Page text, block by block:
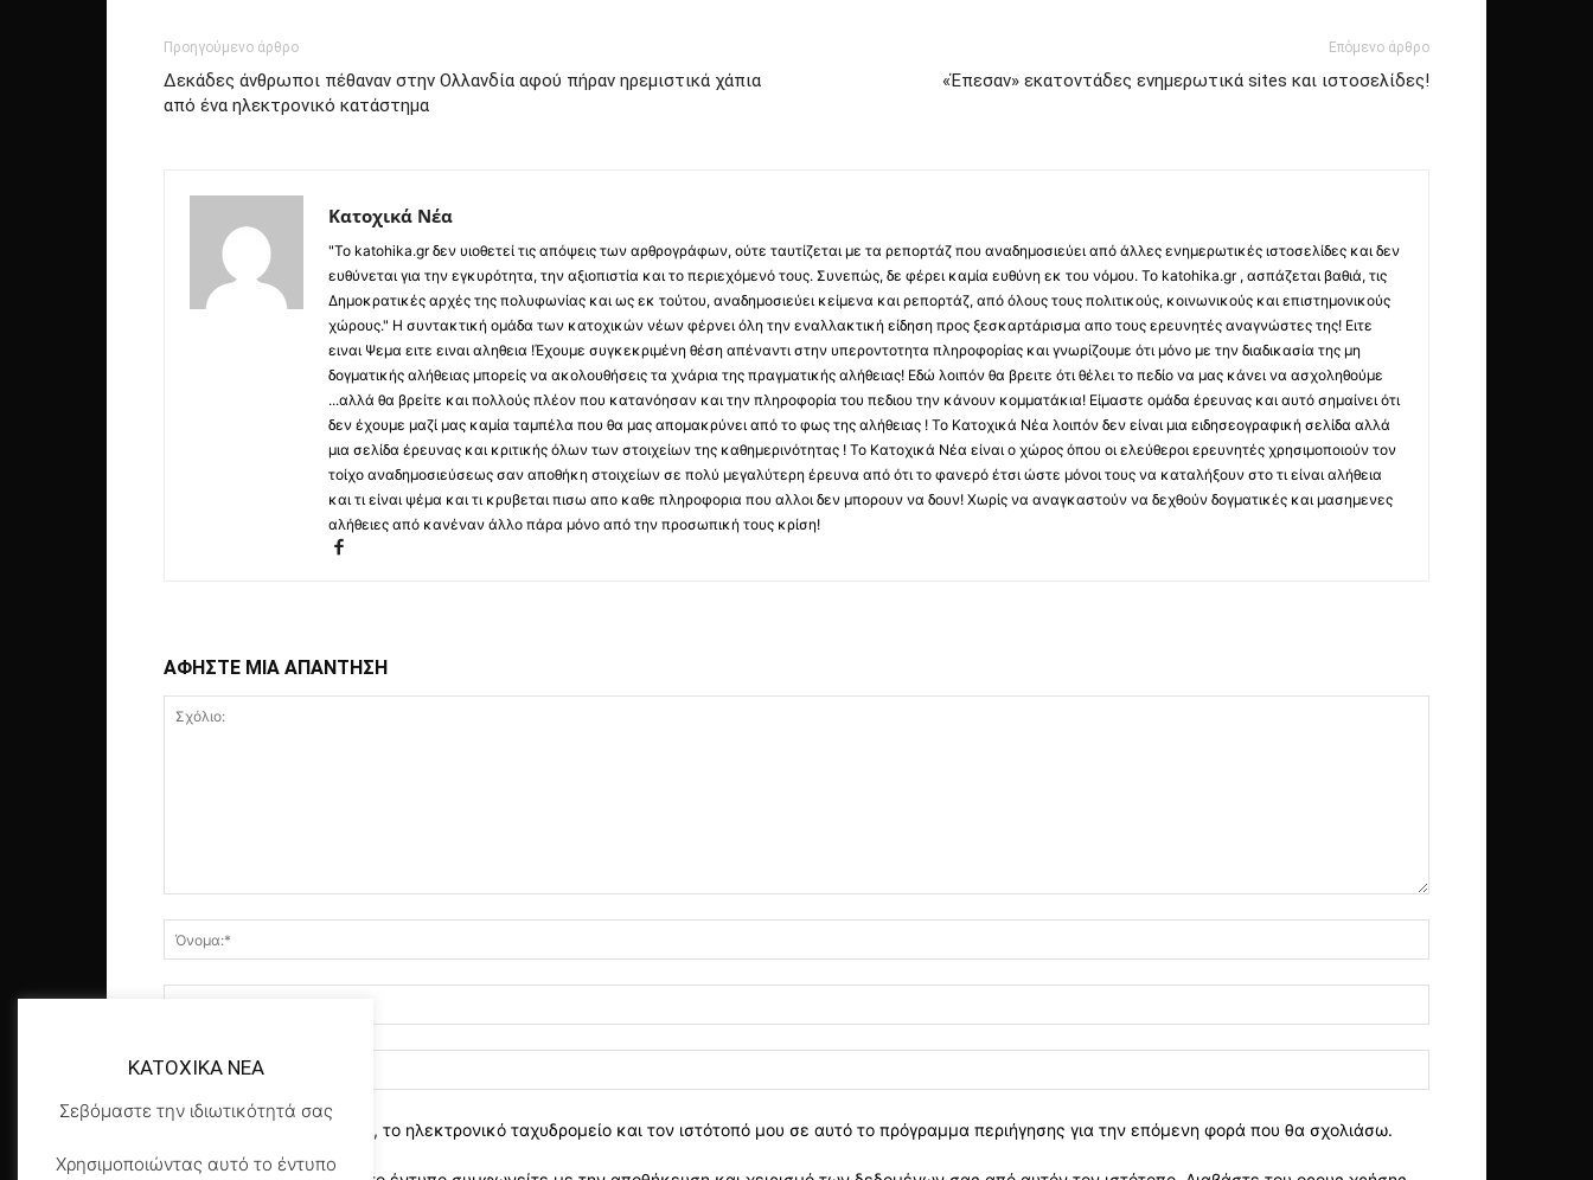
Προηγούμενο άρθρο
Δεκάδες άνθρωποι πέθαναν στην Ολλανδία αφού πήραν ηρεμιστικά χάπια
από ένα ηλεκτρονικό κατάστημα
Επόμενο άρθρο
«Έπεσαν» εκατοντάδες ενημερωτικά sites και ιστοσελίδες!
Κατοχικά Νέα
"Το katohika.gr δεν υιοθετεί τις απόψεις των αρθρογράφων, ούτε ταυτίζεται με τα ρεπορτάζ που αναδημοσιεύει από άλλες ενημερωτικές ιστοσελίδες και δεν
ευθύνεται για την εγκυρότητα, την αξιοπιστία και το περιεχόμενό τους. Συνεπώς, δε φέρει καμία ευθύνη εκ του νόμου. Το katohika.gr , ασπάζεται βαθιά, τις
Δημοκρατικές αρχές της πολυφωνίας και ως εκ τούτου, αναδημοσιεύει κείμενα και ρεπορτάζ, από όλους τους πολιτικούς, κοινωνικούς και επιστημονικούς
χώρους." Η συντακτική ομάδα των κατοχικών νέων φέρνει όλη την εναλλακτική είδηση προς ξεσκαρτάρισμα απο τους ερευνητές αναγνώστες της! Ειτε
ειναι Ψεμα ειτε ειναι αληθεια !Έχουμε συγκεκριμένη θέση απέναντι στην υπεροντοτητα πληροφορίας και γνωρίζουμε ότι μόνο με την διαδικασία της μη
δογματικής αλήθειας μπορείς να ακολουθήσεις τα χνάρια της πραγματικής αλήθειας! Εδώ λοιπόν θα βρειτε ότι θέλει το πεδίο να μας κάνει να ασχοληθούμε
...αλλά θα βρείτε και πολλούς πλέον που κατανόησαν και την πληροφορία του πεδιου την κάνουν κομματάκια! Είμαστε ομάδα έρευνας και αυτό σημαίνει ότι
δεν έχουμε μαζί μας καμία ταμπέλα που θα μας απομακρύνει από το φως της αλήθειας ! Το Κατοχικά Νέα λοιπόν δεν είναι μια ειδησεογραφική σελίδα αλλά
μια σελίδα έρευνας και κριτικής όλων των στοιχείων της καθημερινότητας ! Το Κατοχικά Νέα είναι ο χώρος όπου οι ελεύθεροι ερευνητές χρησιμοποιούν τον
τοίχο αναδημοσιεύσεως σαν αποθήκη στοιχείων σε πολύ μεγαλύτερη έρευνα από ότι το φανερό έτσι ώστε μόνοι τους να καταλήξουν στο τι είναι αλήθεια
και τι είναι ψέμα και τι κρυβεται πισω απο καθε πληροφορια που αλλοι δεν μπορουν να δουν! Χωρίς να αναγκαστούν να δεχθούν δογματικές και μασημενες
αλήθειες από κανέναν άλλο πάρα μόνο από την προσωπική τους κρίση!
ΑΦΗΣΤΕ ΜΙΑ ΑΠΑΝΤΗΣΗ
αποθηκεύστε το όνομα, το ηλεκτρονικό ταχυδρομείο και τον ιστότοπό μου σε αυτό το πρόγραμμα περιήγησης για την επόμενη φορά που θα σχολιάσω.
KATOXIKA NEA
Σεβόμαστε την ιδιωτικότητά σας
Χρησιμοποιώντας αυτό το έντυπο